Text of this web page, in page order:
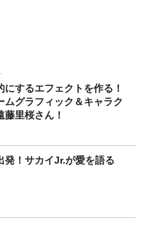
にするエフェクトを作る！
ムグラフィック＆キャラク
藤里桜さん！
発！サカイJr.が愛を語る